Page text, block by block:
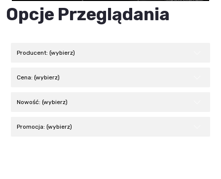
Opcje Przeglądania
Producent: (wybierz)
Cena: (wybierz)
Nowość: (wybierz)
Promocja: (wybierz)